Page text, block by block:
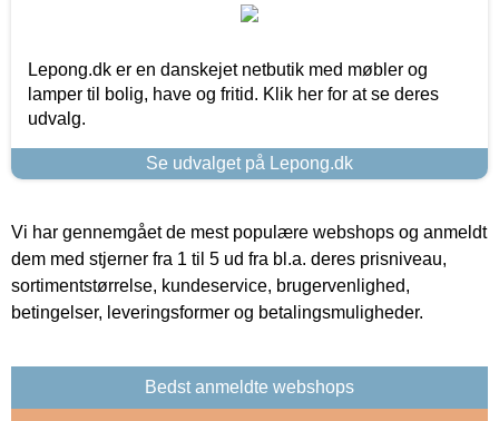
Lepong.dk er en danskejet netbutik med møbler og
lamper til bolig, have og fritid. Klik her for at se deres
udvalg.
Se udvalget på Lepong.dk
Vi har gennemgået de mest populære webshops og anmeldt
dem med stjerner fra 1 til 5 ud fra bl.a. deres prisniveau,
sortimentstørrelse, kundeservice, brugervenlighed,
betingelser, leveringsformer og betalingsmuligheder.
Bedst anmeldte webshops